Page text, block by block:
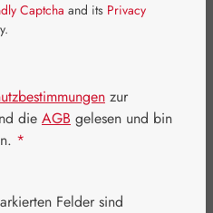
Captcha and its Privacy
zur
die AGB gelesen und bin
*
Felder sind